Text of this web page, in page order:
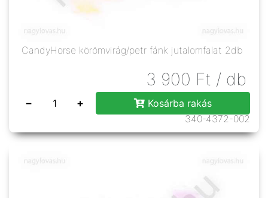
CandyHorse körömvirág/petr fánk jutalomfalat 2db
3 900 Ft / db
− +
Kosárba rakás
340-4372-002